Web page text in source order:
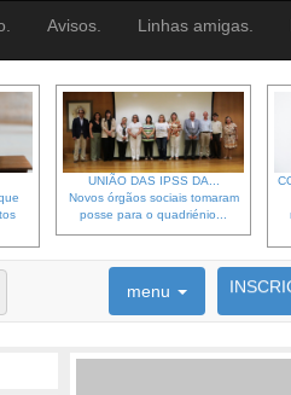
Avisos. Linhas amigas.
UNIÃO DAS IPSS DA...
Novos órgãos sociais tomaram
posse para o quadriénio...
menu
6692